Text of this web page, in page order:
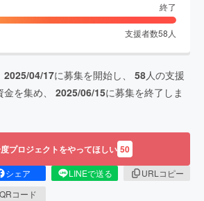
終了
支援者数58 人
2025/04/17に募集を開始し、 58人の支援
金を集め、 2025/06/15に募集を終了しま
プロジェクトをやってほしい 50
シェア LINEで送る
URLコピー
QRコード